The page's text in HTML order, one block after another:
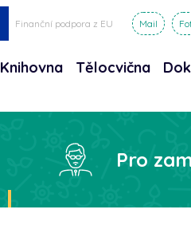
Finanční podpora z EU Mail
Knihovna Tělocvična
Pro